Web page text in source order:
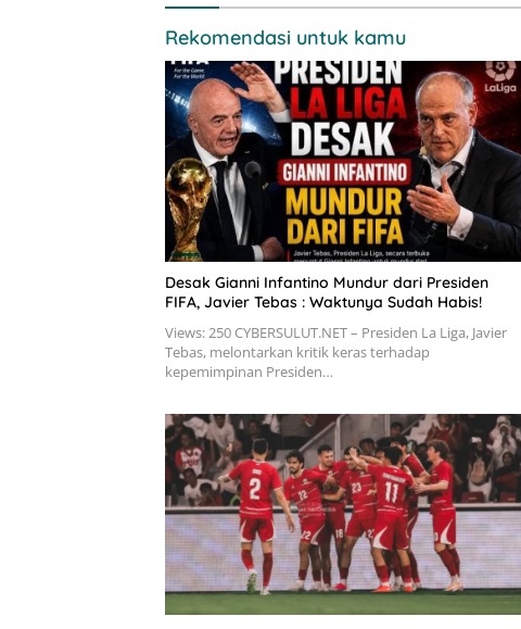
Rekomendasi untuk kamu
Desak Gianni Infantino Mundur dari Presiden
FIFA, Javier Tebas : Waktunya Sudah Habis!
Views: 250 CYBERSULUT.NET – Presiden La Liga, Javier
Tebas, melontarkan kritik keras terhadap
kepemimpinan Presiden…